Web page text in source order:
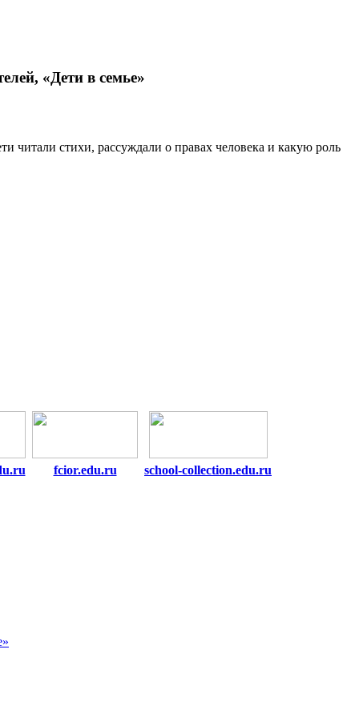
«Дети в семье»
читали стихи, рассуждали о правах человека и какую роль
fcior.edu.ru school-collection.edu.ru